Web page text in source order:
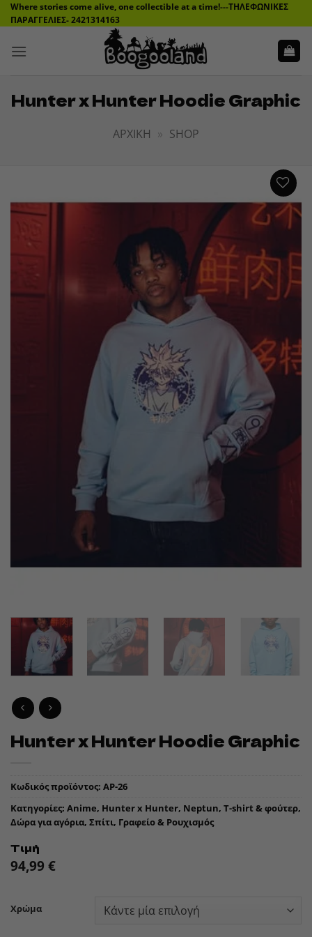
Μετάβαση
στο
Where stories come alive, one collectible at a time!---ΤΗΛΕΦΩΝΙΚΕΣ
ΠΑΡΑΓΓΕΛΙΕΣ- 2421314163
Hunter x Hunter Hoodie Graphic
ΑΡΧΙΚΉ » SHOP
ADD TO
WISHLIST
Hunter x Hunter Hoodie Graphic
Κωδικός προϊόντος: AP-26
Κατηγορίες: Anime, Hunter x Hunter, Neptun, T-shirt & φούτερ,
Δώρα για αγόρια, Σπίτι, Γραφείο & Ρουχισμός
Τιμή
94,99 €
Χρώμα